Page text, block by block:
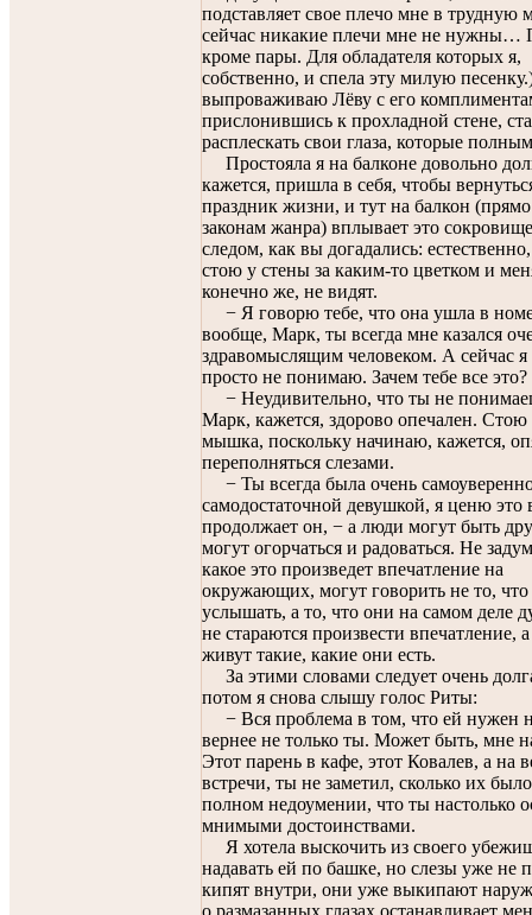
подставляет свое плечо мне в трудную
сейчас никакие плечи мне не нужны…
кроме пары. Для обладателя которых я,
собственно, и спела эту милую
выпроваживаю Лёву с его
прислонившись к прохладной стене,
расплескать свои глаза, которые
Простояла я на балконе довольно
кажется, пришла в себя, чтобы
праздник жизни, и тут на балкон
законам жанра) вплывает это
следом, как вы догадались:
стою у стены за каким-то цветком и
конечно же, не видят.
− Я говорю тебе, что она ушла в
вообще, Марк, ты всегда мне казался
здравомыслящим человеком. А сейчас я
просто не понимаю. Зачем тебе все это?
− Неудивительно, что ты не
Марк, кажется, здорово опечален. Стою
мышка, поскольку начинаю, кажется,
переполняться слезами.
− Ты всегда была очень
самодостаточной девушкой, я ценю это
продолжает он, − а люди могут быть
могут огорчаться и радоваться. Не
какое это произведет впечатление на
окружающих, могут говорить не то, что
услышать, а то, что они на самом деле
не стараются произвести впечатление,
живут такие, какие они есть.
За этими словами следует очень
потом я снова слышу голос Риты:
− Вся проблема в том, что ей нужен
вернее не только ты. Может быть, мне
Этот парень в кафе, этот Ковалев, а на
встречи, ты не заметил, сколько их
полном недоумении, что ты настолько
мнимыми достоинствами.
Я хотела выскочить из своего
надавать ей по башке, но слезы уже не
кипят внутри, они уже выкипают
о размазанных глазах останавливает